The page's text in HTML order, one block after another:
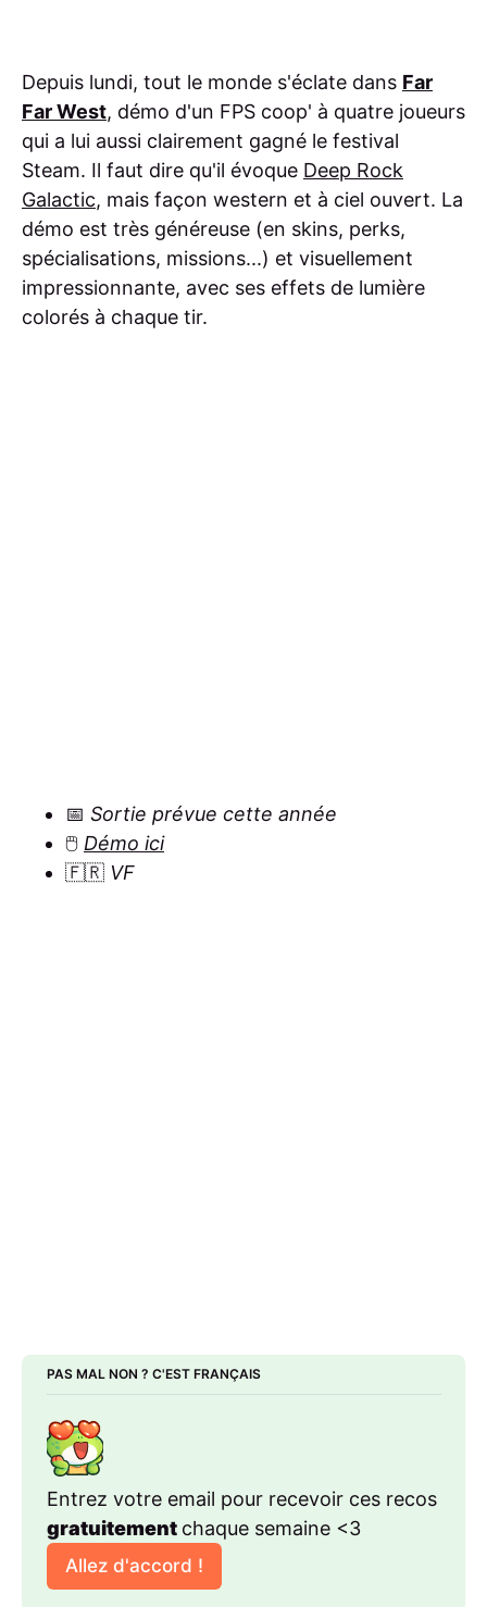
Depuis lundi, tout le monde s'éclate dans Far
Far West, démo d'un FPS coop' à quatre joueurs
qui a lui aussi clairement gagné le festival
Steam. Il faut dire qu'il évoque Deep Rock
Galactic, mais façon western et à ciel ouvert. La
démo est très généreuse (en skins, perks,
spécialisations, missions...) et visuellement
impressionnante, avec ses effets de lumière
colorés à chaque tir.
📅 Sortie prévue cette année
🖱️ Démo ici
🇫🇷 VF
PAS MAL NON ? C'EST FRANÇAIS
Entrez votre email pour recevoir ces recos
gratuitement chaque semaine <3
Allez d'accord !